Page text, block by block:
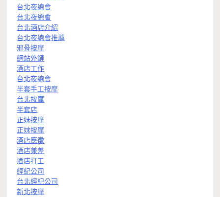
台北夜總會
台北夜總會
台北酒店介紹
台北夜總會推薦
邪骨按摩
網站外鏈
酒店工作
台北夜總會
半套手工按摩
台北按摩
半套店
正妹按摩
正妹按摩
酒店應徵
酒店兼差
酒店打工
經紀公司
台北經紀公司
新北按摩